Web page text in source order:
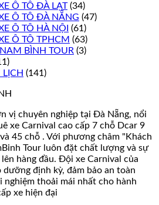
Ô TÔ ĐÀ LẠT(34)
Ô TÔ ĐÀ NẴNG (47)
Ô TÔ HÀ NỘI (61)
Ô TÔ TPHCM (63)
BÌNH TOUR (3)
LỊCH (141)
vị chuyên nghiệp tại Đà Nẵng, nổi
xe Carnival cao cấp 7 chỗ Dcar 9
45 chỗ . Với phương châm "Khách
Tour luôn đặt chất lượng và sự
hàng đầu. Đội xe Carnival của
định kỳ, đảm bảo an toàn
nghiệm thoải mái nhất cho hành
xe hiện đại